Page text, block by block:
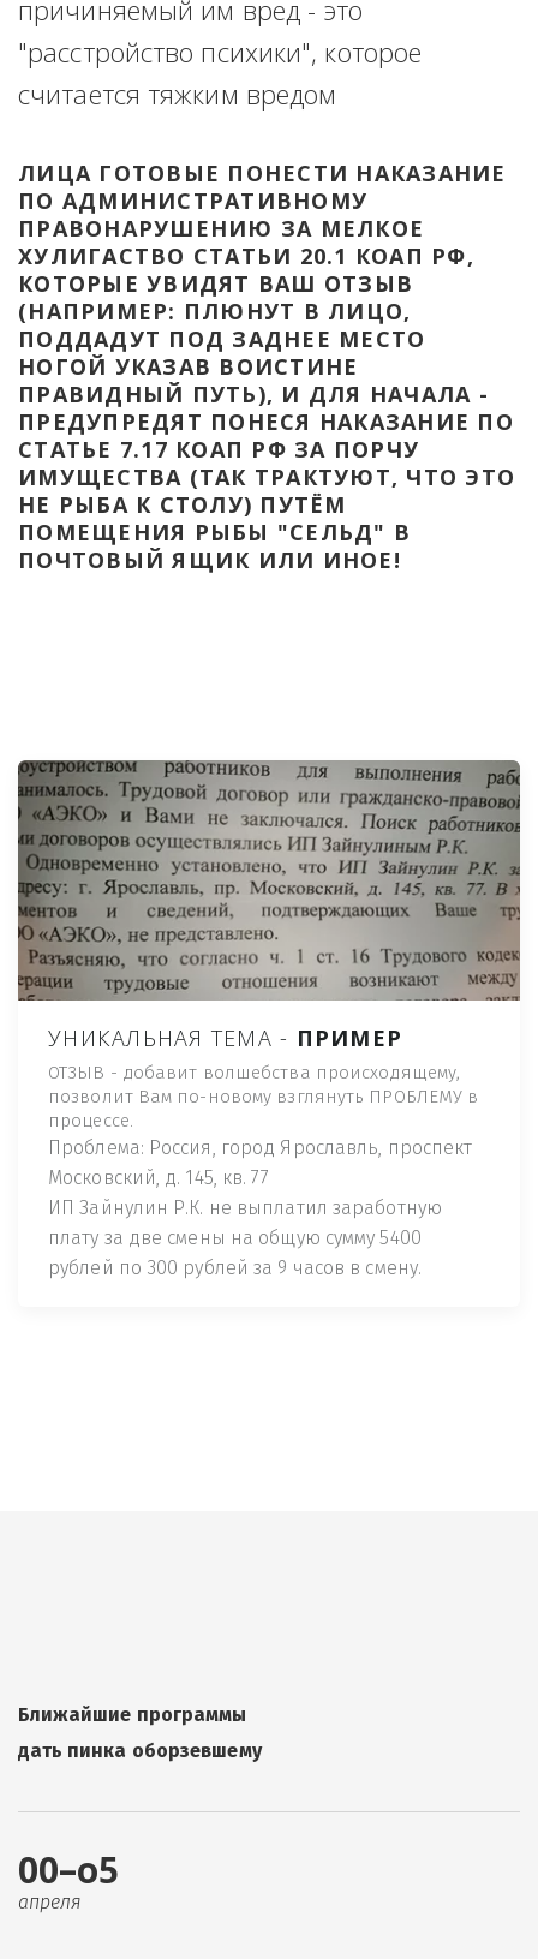
причиняемый им вред - это
"расстройство психики", которое
считается тяжким вредом
ЛИЦА ГОТОВЫЕ ПОНЕСТИ НАКАЗАНИЕ
ПО АДМИНИСТРАТИВНОМУ
ПРАВОНАРУШЕНИЮ ЗА МЕЛКОЕ
ХУЛИГАСТВО СТАТЬИ 20.1 КОАП РФ,
КОТОРЫЕ УВИДЯТ ВАШ ОТЗЫВ
(НАПРИМЕР: ПЛЮНУТ В ЛИЦО,
ПОДДАДУТ ПОД ЗАДНЕЕ МЕСТО
НОГОЙ УКАЗАВ ВОИСТИНЕ
ПРАВИДНЫЙ ПУТЬ), И ДЛЯ НАЧАЛА -
ПРЕДУПРЕДЯТ ПОНЕСЯ НАКАЗАНИЕ ПО
СТАТЬЕ 7.17 КОАП РФ ЗА ПОРЧУ
ИМУЩЕСТВА (ТАК ТРАКТУЮТ, ЧТО ЭТО
НЕ РЫБА К СТОЛУ) ПУТЁМ
ПОМЕЩЕНИЯ РЫБЫ "СЕЛЬД" В
ПОЧТОВЫЙ ЯЩИК ИЛИ ИНОЕ!
УНИКАЛЬНАЯ ТЕМА - ПРИМЕР
ОТЗЫВ - добавит волшебства происходящему,
позволит Вам по-новому взглянуть ПРОБЛЕМУ в
процессе.
Проблема: Россия, город Ярославль, проспект
Московский, д. 145, кв. 77
ИП Зайнулин Р.К. не выплатил заработную
плату за две смены на общую сумму 5400
рублей по 300 рублей за 9 часов в смену.
Ближайшие программы
дать пинка оборзевшему
00–о5
апреля